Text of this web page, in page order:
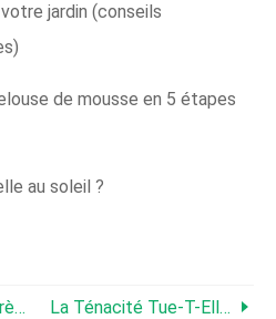
jardin (conseils
de mousse en 5 étapes
au soleil ?
Comment Nettoyer Après Le Désherbage La Ténacité Tue-T-Elle Clover ? [Est-Ce Sûr Sur L'herbe ?]